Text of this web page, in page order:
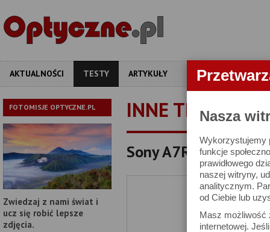
Nasza
Wykorzystujemy
funkcje
prawidłowego
naszej witryny,
analitycznym.
od Ciebie lub
Masz możliwość
internetowej.
AKTUALNOŚCI TESTY ARTYKUŁY APARATY
FOTOMISJE OPTYCZNE.PL
Zwiedzaj z nami świat i
ucz się robić lepsze
zdjęcia.
INNE TESTY
Sony A7R VI - test